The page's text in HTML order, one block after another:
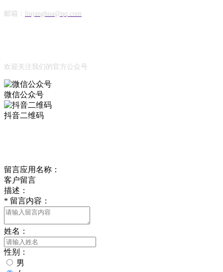
邮箱： liujanghua@qq.com
欢迎关注我们的官方公众号
微信公众号
抖音二维码
留言应用名称：
客户留言
描述：
* 留言内容：
姓名：
性别：
男